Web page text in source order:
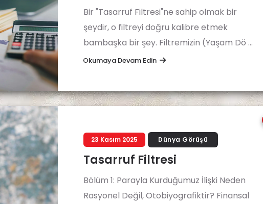
Bir "Tasarruf Filtresi"ne sahip olmak bir
şeydir, o filtreyi doğru kalibre etmek
bambaşka bir şey. Filtremizin (Yaşam Dö ...
Okumaya Devam Edin
23 Kasım 2025 Dünya Görüşü
Tasarruf Filtresi
Bölüm 1: Parayla Kurduğumuz İlişki Neden
Rasyonel Değil, Otobiyografiktir? Finansal